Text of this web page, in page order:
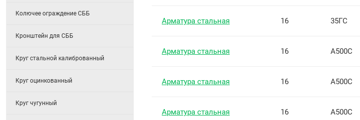
Колючее ограждение СББ
Кронштейн для СББ
Круг стальной калиброванный
Круг оцинкованный
Круг чугунный
Арматура стальная 16 35ГС
Арматура стальная 16 А500C
Арматура стальная 16 А500С
Арматура стальная 16 А500С